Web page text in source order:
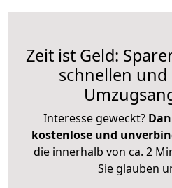
Zeit ist Geld:
schnellen und
Interesse geweckt?
kostenlose und
die innerhalb von ca. 2
Sie glauben